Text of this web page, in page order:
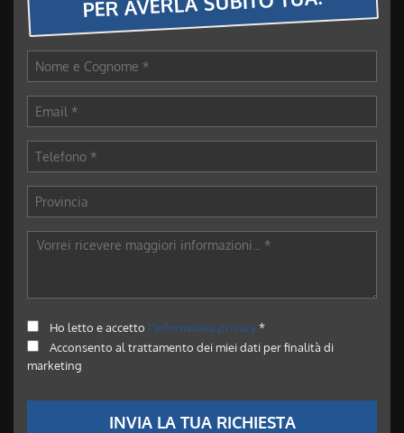
Ho letto e accetto l'informativa privacy*
Acconsento al trattamento dei miei dati per finalità di
marketing
INVIA LA TUA RICHIESTA